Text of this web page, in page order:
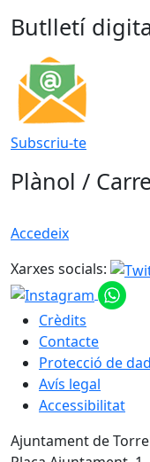
Butlletí
Subscriu-te
Plànol /
Accedeix
Xarxes socials:
Crèdits
Contacte
Protecció de
Avís legal
Accessibilitat
Ajuntament de